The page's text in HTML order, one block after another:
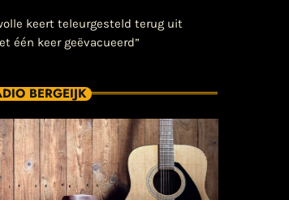
keert teleurgesteld terug uit
één keer geëvacueerd”
BERGEIJK